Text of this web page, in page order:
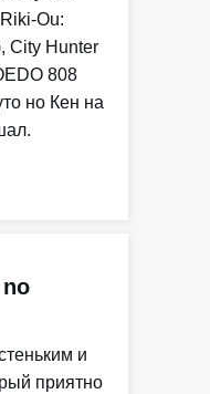
Ou:
City Hunter
808
но Кен на
и
приятно